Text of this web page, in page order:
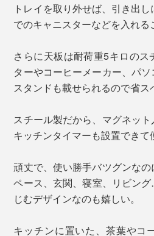
トレイを取り外せば、引き出
でのキャニスターなどを入れる
さらに天板は耐荷重5キロのス
ターやコーヒーメーカー、パ
スタンドも載せられるので省ス
スチール製だから、マグネッ
キッチンタイマーも設置できて
頑丈で、使い勝手バツグンな
ペース、玄関、寝室、リビン
じむデザインなのも嬉しい。
キッチンに置いた、茶葉やコ